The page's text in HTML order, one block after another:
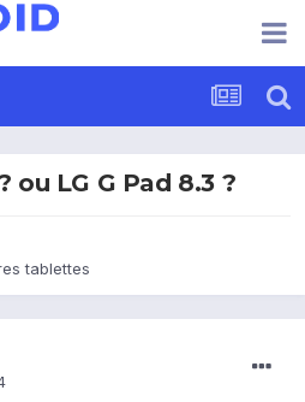
ou LG G Pad 8.3 ?
tablettes